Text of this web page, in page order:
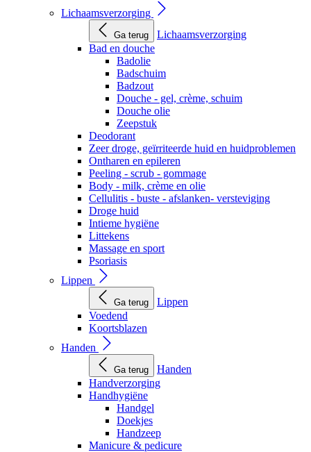
Lichaamsverzorging
Ga terug
Lichaamsverzorging
Bad en douche
Badolie
Badschuim
Badzout
Douche - gel, crème, schuim
Douche olie
Zeepstuk
Deodorant
Zeer droge, geïrriteerde huid en huidproblemen
Ontharen en epileren
Peeling - scrub - gommage
Body - milk, crème en olie
Cellulitis - buste - afslanken- versteviging
Droge huid
Intieme hygiëne
Littekens
Massage en sport
Psoriasis
Lippen
Ga terug
Lippen
Voedend
Koortsblazen
Handen
Ga terug
Handen
Handverzorging
Handhygiëne
Handgel
Doekjes
Handzeep
Manicure & pedicure